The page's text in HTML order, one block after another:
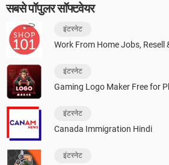
सबसे पॉपुलर सॉफ्टवेयर
इंटरनेट
Work From Home Jobs, Resell
इंटरनेट
Gaming Logo Maker Free for
इंटरनेट
Canada Immigration Hindi
इंटरनेट